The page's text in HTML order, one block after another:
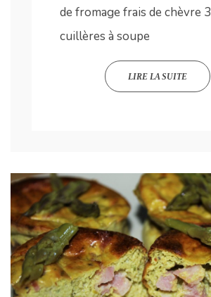
de fromage frais de chèvre 3
cuillères à soupe
LIRE LA SUITE